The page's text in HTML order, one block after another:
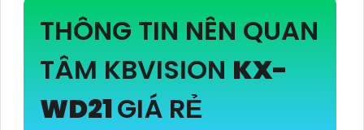
THÔNG TIN NÊN QUAN
TÂM KBVISIONKX-
WD21GIÁ RẺ